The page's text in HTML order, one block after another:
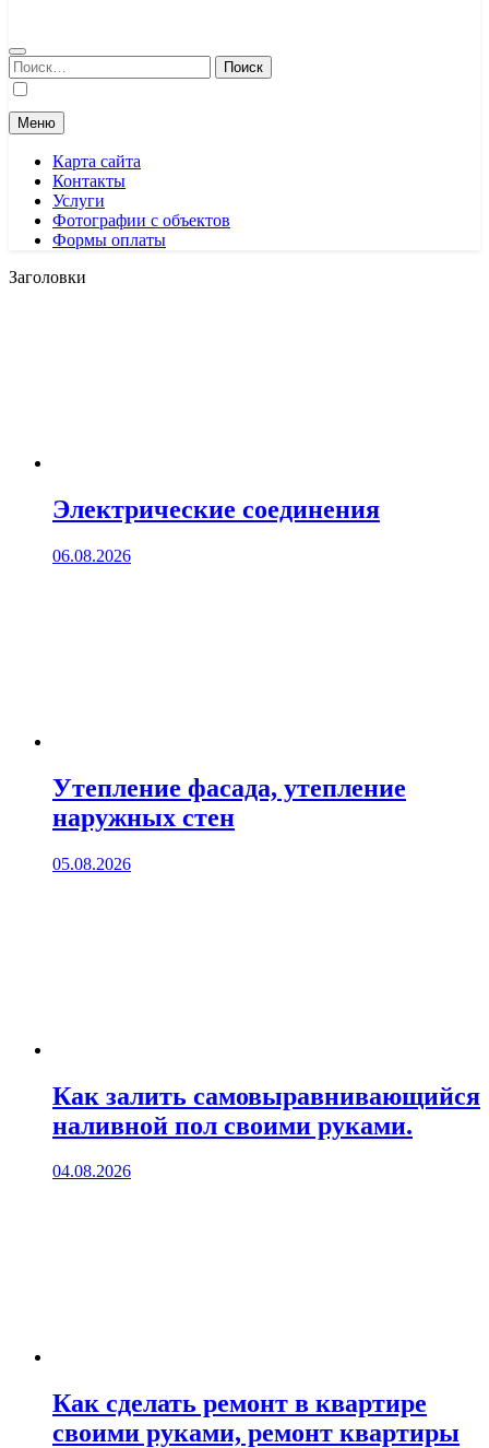
Найти:
Меню
Карта сайта
Контакты
Услуги
Фотографии с объектов
Формы оплаты
Заголовки
Электрические соединения
06.08.2026
Утепление фасада, утепление
наружных стен
05.08.2026
Как залить самовыравнивающийся
наливной пол своими руками.
04.08.2026
Как сделать ремонт в квартире
своими руками, ремонт квартиры